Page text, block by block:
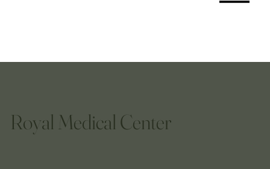
Royal Medical Center